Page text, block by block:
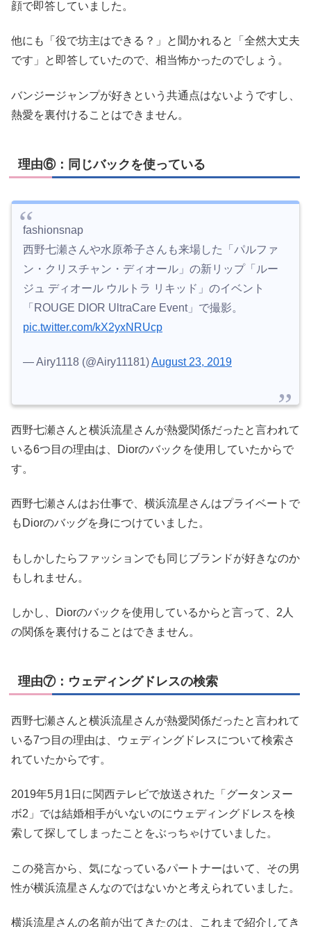
顔で即答していました。
他にも「役で坊主はできる？」と聞かれると「全然大丈夫
です」と即答していたので、相当怖かったのでしょう。
バンジージャンプが好きという共通点はないようですし、
熱愛を裏付けることはできません。
理由⑥：同じバックを使っている
fashionsnap
西野七瀬さんや水原希子さんも来場した「パルファ
ン・クリスチャン・ディオール」の新リップ「ルー
ジュ ディオール ウルトラ リキッド」のイベント
「ROUGE DIOR UltraCare Event」で撮影。
pic.twitter.com/kX2yxNRUcp
— Airy1118 (@Airy11181)August 23, 2019
西野七瀬さんと横浜流星さんが熱愛関係だったと言われて
いる6つ目の理由は、Diorのバックを使用していたからで
す。
西野七瀬さんはお仕事で、横浜流星さんはプライベートで
もDiorのバッグを身につけていました。
もしかしたらファッションでも同じブランドが好きなのか
もしれません。
しかし、Diorのバックを使用しているからと言って、2人
の関係を裏付けることはできません。
理由⑦：ウェディングドレスの検索
西野七瀬さんと横浜流星さんが熱愛関係だったと言われて
いる7つ目の理由は、ウェディングドレスについて検索さ
れていたからです。
2019年5月1日に関西テレビで放送された「グータンヌー
ボ2」では結婚相手がいないのにウェディングドレスを検
索して探してしまったことをぶっちゃけていました。
この発言から、気になっているパートナーはいて、その男
性が横浜流星さんなのではないかと考えられていました。
横浜流星さんの名前が出てきたのは、これまで紹介してき